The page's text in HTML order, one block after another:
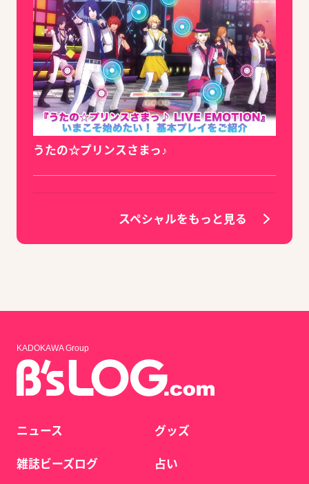
うたの☆プリンスさまっ♪
スペシャルをもっと見る
KADOKAWA Group
ニュース
雑誌ビーズログ
グッズ
占い